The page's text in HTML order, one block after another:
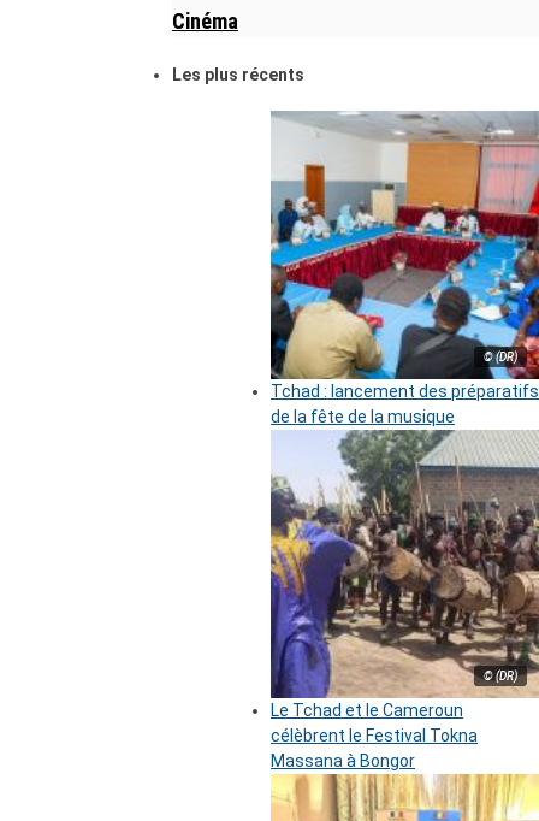
Cinéma
Les plus récents
© (DR)
Tchad : lancement des préparatifs
de la fête de la musique
© (DR)
Le Tchad et le Cameroun
célèbrent le Festival Tokna
Massana à Bongor